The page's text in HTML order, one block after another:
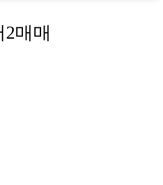
매매